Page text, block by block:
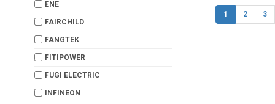
ENE
FAIRCHILD
FANGTEK
FITIPOWER
FUGI ELECTRIC
INFINEON
1 2 3